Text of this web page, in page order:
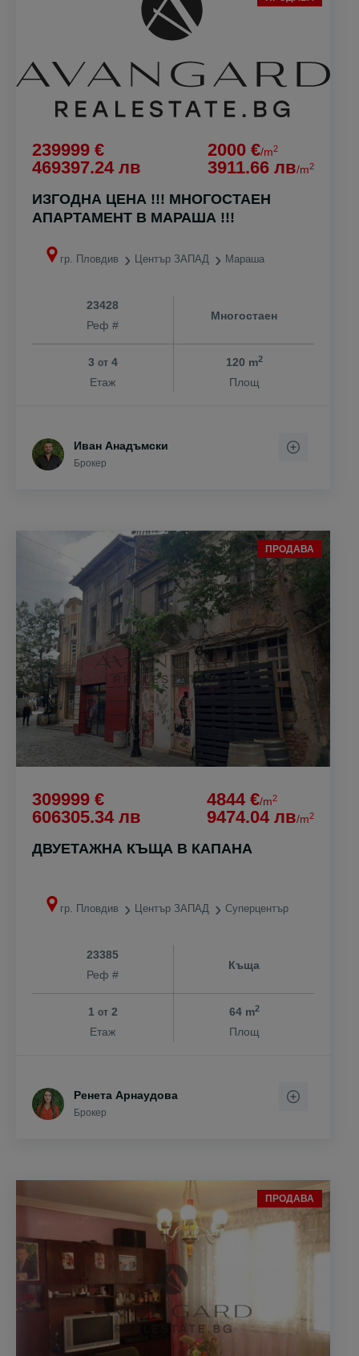
239999 €
469397.24 лв
2000 €/m2
3911.66 лв/m2
ИЗГОДНА ЦЕНА !!! МНОГОСТАЕН
АПАРТАМЕНТ В МАРАША !!!
гр. Пловдив Център ЗАПАД Мараша
23428
Реф #
Многостаен
3 от4
Етаж
120 m2
Площ
Иван Анадъмски
Брокер
ПРОДАВА
309999 €
606305.34 лв
4844 €/m2
9474.04 лв/m2
ДВУЕТАЖНА КЪЩА В КАПАНА
гр. Пловдив Център ЗАПАД Суперцентър
23385
Реф #
Къща
1 от2
Етаж
64 m2
Площ
Ренета Арнаудова
Брокер
ПРОДАВА